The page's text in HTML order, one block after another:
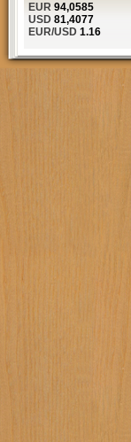
EUR 94,0585
USD 81,4077
EUR/USD 1.16